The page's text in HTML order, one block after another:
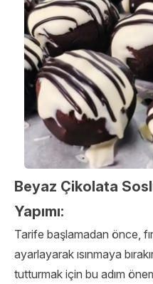
Beyaz Çikolata
Yapımı:
Tarife başlamadan önce,
ayarlayarak ısınmaya
tutturmak için bu adım